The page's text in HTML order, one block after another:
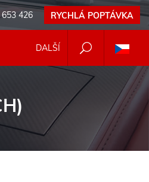
653 426 RYCHLÁ POPTÁVKA
DALŠÍ